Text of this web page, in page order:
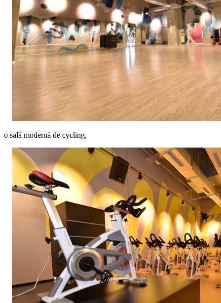
o sală modernă de cycling,